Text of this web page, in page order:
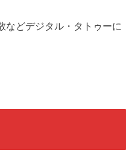
などデジタル・タトゥーに